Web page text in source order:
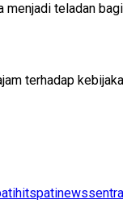
teladan
terhadap
patinews